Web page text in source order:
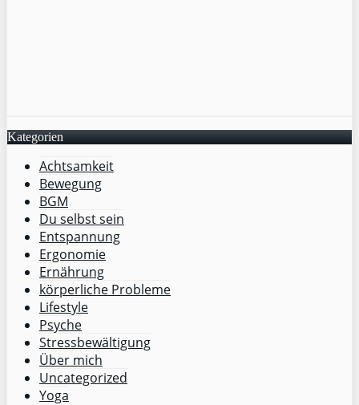
Kategorien
Achtsamkeit
Bewegung
BGM
Du selbst sein
Entspannung
Ergonomie
Ernährung
körperliche Probleme
Lifestyle
Psyche
Stressbewältigung
Über mich
Uncategorized
Yoga